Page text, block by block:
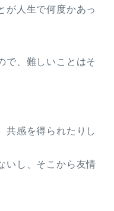
が人生で何度かあっ
で、難しいことはそ
共感を得られたりし
いし、そこから友情